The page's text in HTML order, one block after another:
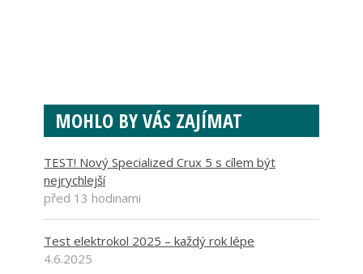
MOHLO BY VÁS ZAJÍMAT
TEST! Nový Specialized Crux 5 s cílem být
nejrychlejší
před 13 hodinami
Test elektrokol 2025 – každý rok lépe
4.6.2025